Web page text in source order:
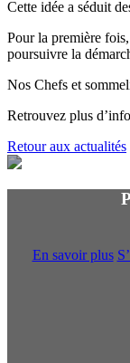
Cette idée a séduit
Pour la première
poursuivre la
Nos Chefs et
Retrouvez plus
Retour aux actualités
En savoir plus